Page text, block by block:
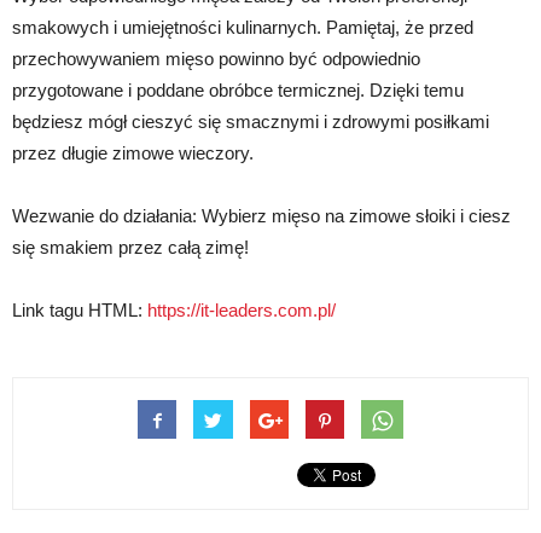
smakowych i umiejętności kulinarnych. Pamiętaj, że przed
przechowywaniem mięso powinno być odpowiednio
przygotowane i poddane obróbce termicznej. Dzięki temu
będziesz mógł cieszyć się smacznymi i zdrowymi posiłkami
przez długie zimowe wieczory.
Wezwanie do działania: Wybierz mięso na zimowe słoiki i ciesz
się smakiem przez całą zimę!
Link tagu HTML: https://it-leaders.com.pl/